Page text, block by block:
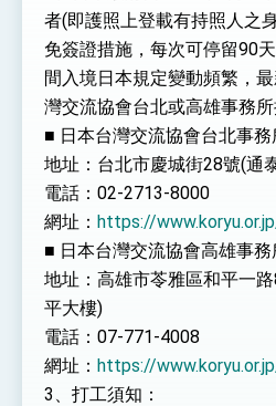
訪問團
外交部長林佳龍接見
會」訪問團一行，深
臺美經貿談判獲階段
成「臺美對等貿易協
卓揆：臺美關稅談判
利戰略地位 全力支持
外交部與數位發展部
位實力，達成固邦榮邦
策略小組」跨部會會議
民調顯示多數國人滿
「總合外交」與台歐
總統以「韌性之島，
總統主持「守護民主
會 強調以實力守護
命運
變局中 奮起的新臺
者(即護照上登載有持照人之
免簽證措施，每次可停留90
間入境日本規定變動頻繁，
灣交流協會台北或高雄事務所
■ 日本台灣交流協會台北事務
地址：台北市慶城街28號(通
電話：02-2713-8000
網址： https://
■ 日本台灣交流協會高雄事務
地址：高雄市苓雅區和平一
平大樓)
電話：07-771-4008
網址： https://
3、打工須知：